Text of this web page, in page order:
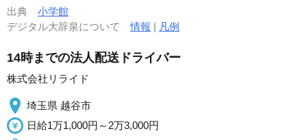
出典 小学館
デジタル大辞泉について情報 | 凡例
14時までの法人配送ドライバー
株式会社リライド
埼玉県 越谷市
日給1万1,000円～2万3,000円